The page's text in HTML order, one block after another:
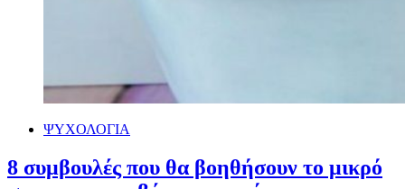
ΨΥΧΟΛΟΓΙΑ
8 συμβουλές που θα βοηθήσουν το μικρό